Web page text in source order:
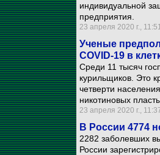
индивидуальной
предприятия.
23 апреля 2020 г.,
Ученые
COVID-19 в
Среди 11 тысяч
курильщиков. Это
четверти
никотиновых
23 апреля 2020 г.,
В России 4774
2282 заболевших
России